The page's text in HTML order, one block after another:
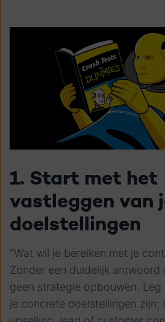
1. Start met het
vastleggen van
doelstellingen
"Wat wil je bereiken met je
Zonder een duidelijk antwoord
geen strategie opbouwen.
je concrete doelstellingen zijn;